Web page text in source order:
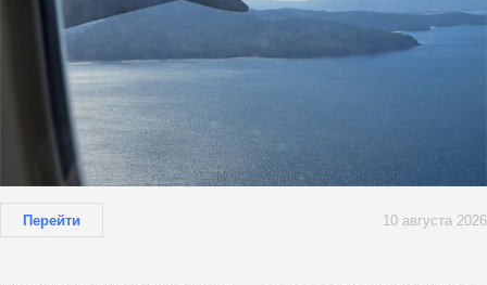
Перейти 10 августа 2026